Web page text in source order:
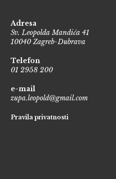
Adresa
Sv. Leopolda Mandića 41
10040 Zagreb-Dubrava
Telefon
01 2958 200
e-mail
zupa.leopold@gmail.com
Pravila privatnosti